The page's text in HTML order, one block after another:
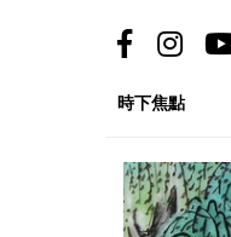
時下焦點